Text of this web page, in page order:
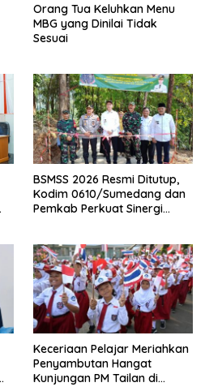
Orang Tua Keluhkan Menu
MBG yang Dinilai Tidak
Sesuai
BSMSS 2026 Resmi Ditutup,
Kodim 0610/Sumedang dan
Pemkab Perkuat Sinergi
Keceriaan Pelajar Meriahkan
Penyambutan Hangat
Kunjungan PM Tailan di